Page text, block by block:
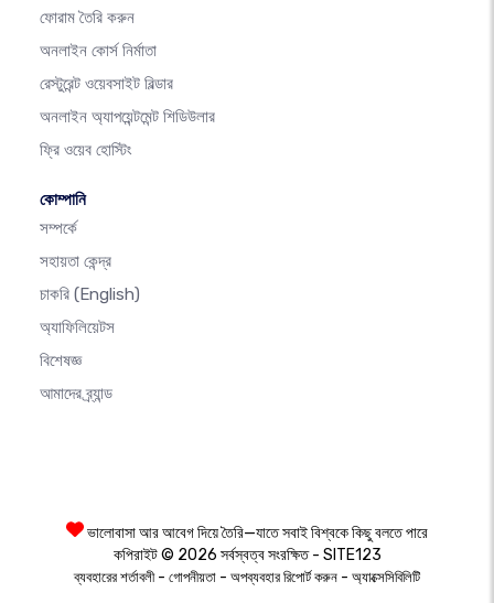
ফোরাম তৈরি করুন
অনলাইন কোর্স নির্মাতা
রেস্টুরেন্ট ওয়েবসাইট বিল্ডার
অনলাইন অ্যাপয়েন্টমেন্ট শিডিউলার
ফ্রি ওয়েব হোস্টিং
কোম্পানি
সম্পর্কে
সহায়তা কেন্দ্র
চাকরি (English)
অ্যাফিলিয়েটস
বিশেষজ্ঞ
আমাদের ব্র্যান্ড
ভালোবাসা আর আবেগ দিয়ে তৈরি—যাতে সবাই বিশ্বকে কিছু বলতে পারে
কপিরাইট © 2026 সর্বস্বত্ব সংরক্ষিত - SITE123
ব্যবহারের শর্তাবলী- গোপনীয়তা - অপব্যবহার রিপোর্ট করুন - অ্যাক্সেসিবিলিটি